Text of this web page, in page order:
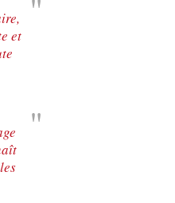
des mineurs
traite
et